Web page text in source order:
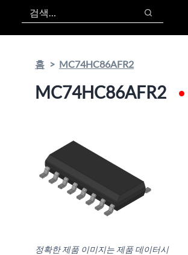
검색
검색
홈 MC74HC86AFR2
MC74HC86AFR2
정확한 제품 이미지는 제품 데이터시